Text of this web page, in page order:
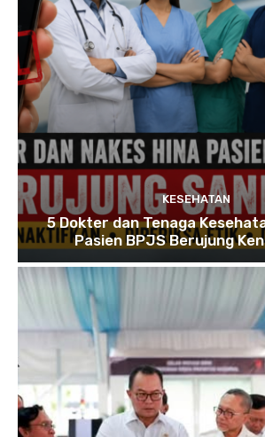
KESEHATAN
5 Dokter dan Tenaga
Pasien BPJS Berujung